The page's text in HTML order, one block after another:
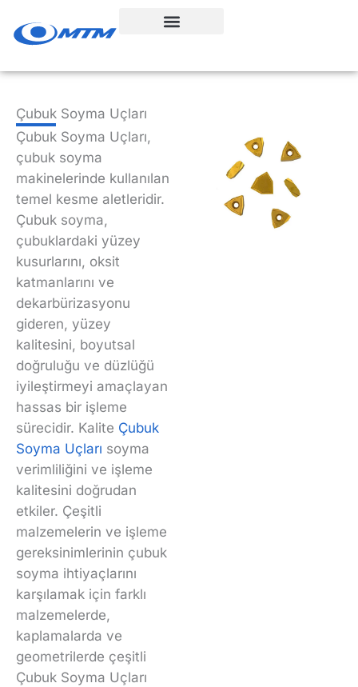
geç
Çubuk Soyma Uçları
Çubuk Soyma Uçları,
çubuk soyma
makinelerinde kullanılan
temel kesme aletleridir.
Çubuk soyma,
çubuklardaki yüzey
kusurlarını, oksit
katmanlarını ve
dekarbürizasyonu
gideren, yüzey
kalitesini, boyutsal
doğruluğu ve düzlüğü
iyileştirmeyi amaçlayan
hassas bir işleme
sürecidir. Kalite Çubuk
Soyma Uçları soyma
verimliliğini ve işleme
kalitesini doğrudan
etkiler. Çeşitli
malzemelerin ve işleme
gereksinimlerinin çubuk
soyma ihtiyaçlarını
karşılamak için farklı
malzemelerde,
kaplamalarda ve
geometrilerde çeşitli
Çubuk Soyma Uçları